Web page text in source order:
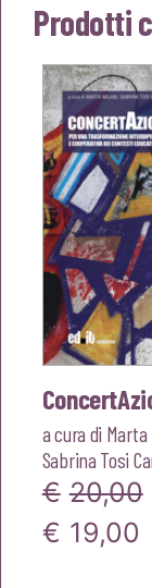
Prodotti
a cura di Marta
Sabrina Tosi
€ 20,00
Il
€ 19,00